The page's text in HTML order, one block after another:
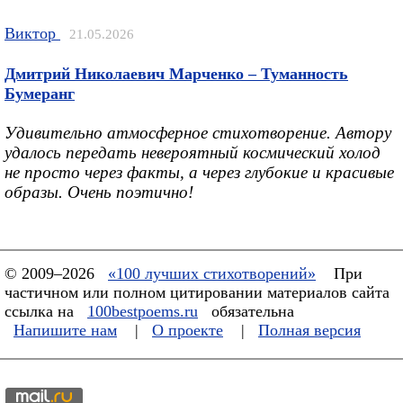
Виктор 21.05.2026
Дмитрий Николаевич Марченко – Туманность
Бумеранг
Удивительно атмосферное стихотворение. Автору
удалось передать невероятный космический холод
не просто через факты, а через глубокие и красивые
образы. Очень поэтично!
© 2009–2026 «100 лучших стихотворений»
При
частичном или полном цитировании материалов сайта
ссылка на
100bestpoems.ru
обязательна
Напишите нам
| О проекте | Полная версия